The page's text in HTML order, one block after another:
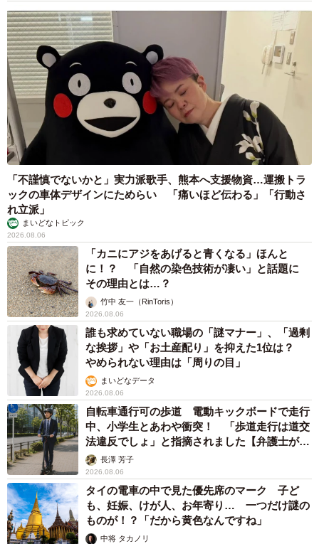
「不謹慎でないかと」実力派歌手、熊本へ支援物資…運搬トラ
ックの車体デザインにためらい 「痛いほど伝わる」「行動さ
れ立派」
まいどなトピック
2026.08.06
「カニにアジをあげると青くなる」ほんと
に！？ 「自然の染色技術が凄い」と話題に
その理由とは…？
竹中 友一（RinToris）
2026.08.06
誰も求めていない職場の「謎マナー」、「過剰
な挨拶」や「お土産配り」を抑えた1位は？
やめられない理由は「周りの目」
まいどなデータ
2026.08.06
自転車通行可の歩道 電動キックボードで走行
中、小学生とあわや衝突！ 「歩道走行は道交
法違反でしょ」と指摘されました【弁護士が解
説】長澤 芳子
2026.08.06
タイの電車の中で見た優先席のマーク 子ど
も、妊娠、けが人、お年寄り… 一つだけ謎の
ものが！？「だから黄色なんですね」
中将 タカノリ